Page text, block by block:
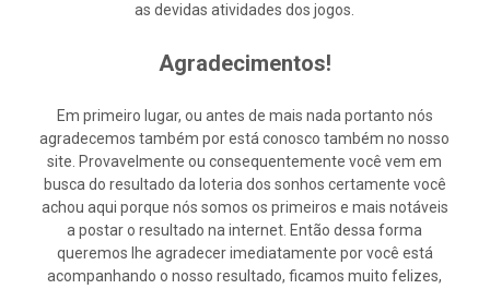
as devidas atividades dos jogos.
Agradecimentos!
Em primeiro lugar, ou antes de mais nada portanto nós
agradecemos também por está conosco também no nosso
site. Provavelmente ou consequentemente você vem em
busca do resultado da loteria dos sonhos certamente você
achou aqui porque nós somos os primeiros e mais notáveis
a postar o resultado na internet. Então dessa forma
queremos lhe agradecer imediatamente por você está
acompanhando o nosso resultado, ficamos muito felizes,